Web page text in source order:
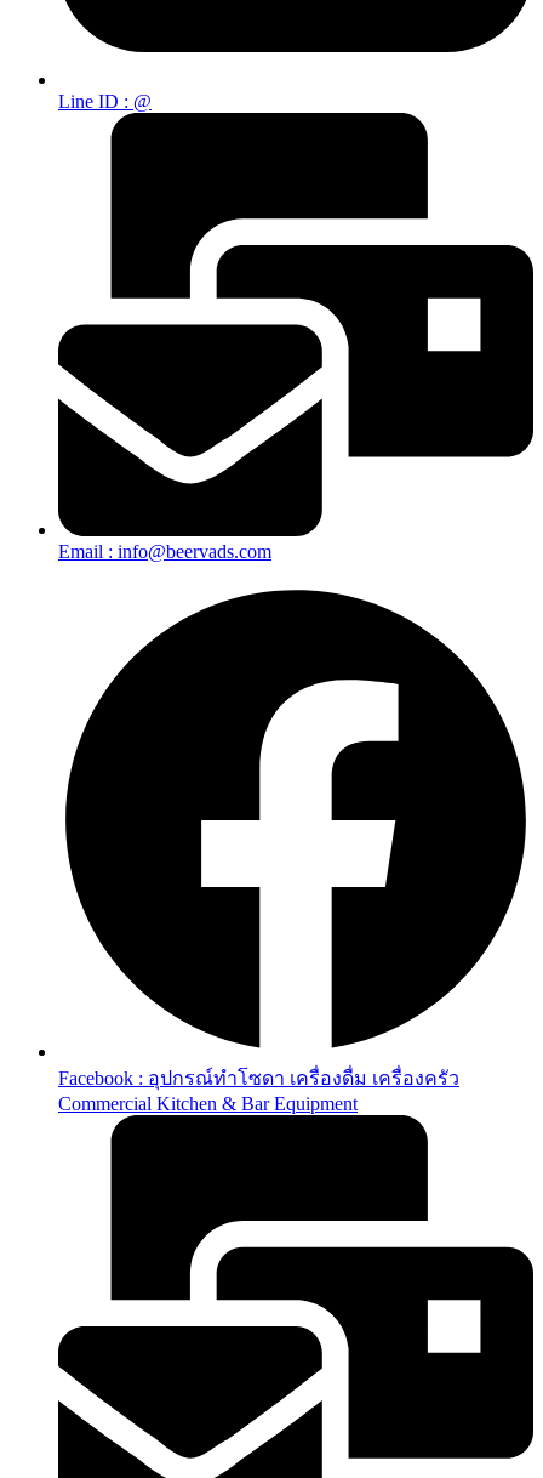
Line ID : @
Email : info@beervads.com
Facebook : อุปกรณ์ทำโซดา เครื่องดื่ม เครื่องครัว
Commercial Kitchen & Bar Equipment